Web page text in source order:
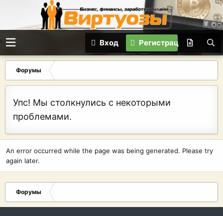
Вход Регистрация
Форумы
Упс! Мы столкнулись с некоторыми
проблемами.
An error occurred while the page was being generated. Please try
again later.
Форумы